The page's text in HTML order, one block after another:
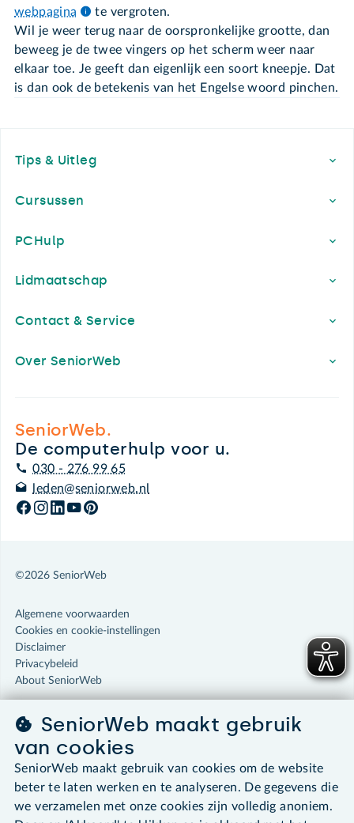
webpagina
te vergroten.
Wil je weer terug naar de oorspronkelijke grootte, dan
beweeg je de twee vingers op het scherm weer naar
elkaar toe. Je geeft dan eigenlijk een soort kneepje. Dat
is dan ook de betekenis van het Engelse woord pinchen.
Tips & Uitleg
Cursussen
PCHulp
Lidmaatschap
Contact & Service
Over SeniorWeb
SeniorWeb.
De computerhulp voor u.
030 - 276 99 65
leden@seniorweb.nl
©2026 SeniorWeb
Algemene voorwaarden
Cookies en cookie-instellingen
Disclaimer
Privacybeleid
About SeniorWeb
SeniorWeb maakt gebruik
van cookies
SeniorWeb maakt gebruik van cookies om de website
beter te laten werken en te analyseren. De gegevens die
we verzamelen met onze cookies zijn volledig anoniem.